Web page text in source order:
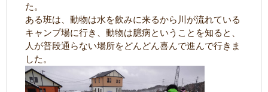
た。
ある班は、動物は水を飲みに来るから川が流れている
キャンプ場に行き、動物は臆病ということを知ると、
人が普段通らない場所をどんどん喜んで進んで行きま
した。